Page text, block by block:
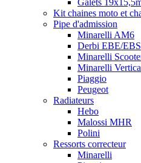
Galets
Kit chaines moto et
Pipe d'admission
Minarelli AM6
Derbi EBE/EBS
Minarelli
Minarelli
Piaggio
Peugeot
Radiateurs
Hebo
Malossi MHR
Polini
Ressorts correcteur
Minarelli